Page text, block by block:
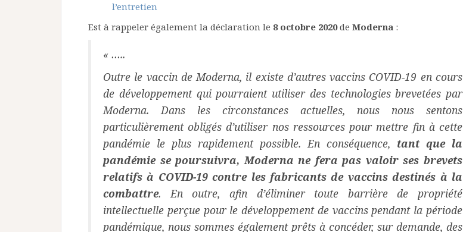
l’entretien
Est à rappeler également la déclaration le 8 octobre 2020de Moderna :
« …..
Outre le vaccin de Moderna, il existe d’autres vaccins COVID-19 en cours
de développement qui pourraient utiliser des technologies brevetées par
Moderna. Dans les circonstances actuelles, nous nous sentons
particulièrement obligés d’utiliser nos ressources pour mettre fin à cette
pandémie le plus rapidement possible. En conséquence, tant que la
pandémie se poursuivra, Moderna ne fera pas valoir ses brevets
relatifs à COVID-19 contre les fabricants de vaccins destinés à la
combattre. En outre, afin d’éliminer toute barrière de propriété
intellectuelle perçue pour le développement de vaccins pendant la période
pandémique, nous sommes également prêts à concéder, sur demande, des